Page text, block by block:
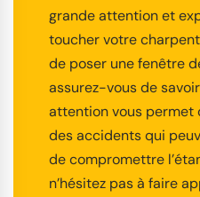
grande attention et
toucher votre
de poser une fenêtre
assurez-vous de
attention vous permet
des accidents qui
de compromettre
n’hésitez pas à faire